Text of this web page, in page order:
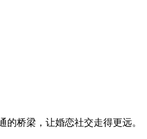
桥梁，让婚恋社交走得更远。